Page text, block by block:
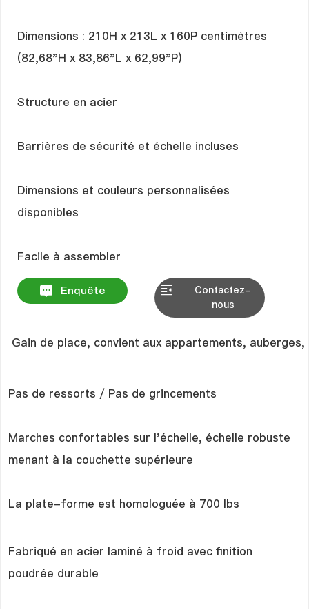
Dimensions : 210H x 213L x 160P centimètres
(82,68"H x 83,86"L x 62,99"P)
Structure en acier
Barrières de sécurité et échelle incluses
Dimensions et couleurs personnalisées
disponibles
Enquête
Contactez-
nous
Gain de place, convient aux appartements,
Pas de ressorts / Pas de grincements
Marches confortables sur l'échelle, échelle robuste
menant à la couchette supérieure
La plate-forme est homologuée à 700 lbs
Fabriqué en acier laminé à froid avec finition
poudrée durable